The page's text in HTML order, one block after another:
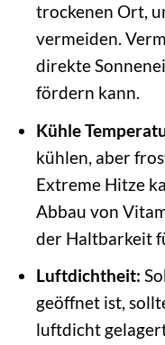
trockenen Ort,
vermeiden.
direkte
fördern kann.
Kühle
kühlen, aber
Extreme Hitze
Abbau von
der Haltbarkeit
Luftdichtheit:
geöffnet ist,
luftdicht